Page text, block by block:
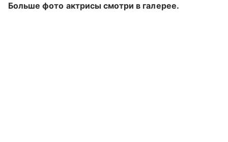
Больше фото актрисы смотри в галерее.